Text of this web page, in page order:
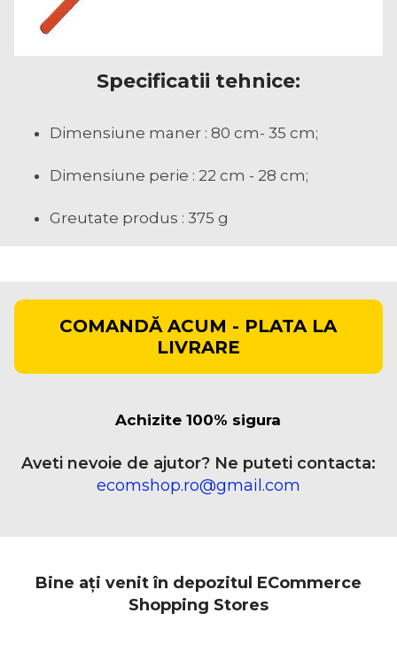
Specificatii tehnice:
Dimensiune maner : 80 cm- 35 cm;
Dimensiune perie : 22 cm - 28 cm;
Greutate produs : 375 g
COMANDĂ ACUM - PLATA LA
LIVRARE
Achizite 100% sigura
Aveti nevoie de ajutor? Ne puteti contacta:
ecomshop.ro@gmail.com
Bine ați venit în depozitul ECommerce
Shopping Stores